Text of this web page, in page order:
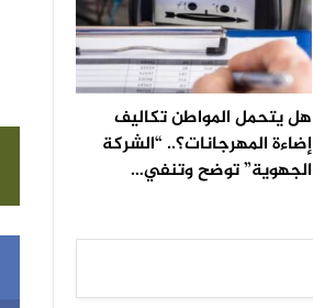
هل يتحمل المواطن تكاليف
إضاءة المهرجانات؟.. “الشركة
الجهوية” توضح وتنفي…